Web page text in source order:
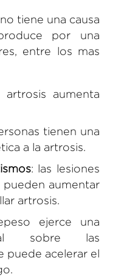
tiene una causa
por una
entre los mas
aumenta
tienen una
a la artrosis.
: las lesiones
pueden aumentar
artrosis.
ejerce una
sobre las
puede acelerar el